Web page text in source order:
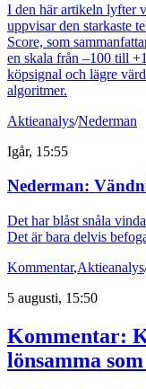
I den här artikeln lyfter
uppvisar den starkaste
Score, som
en skala från –100 till
köpsignal och lägre
algoritmer.
Aktieanalys/Nederman
Igår, 15:55
Nederman:
Det har blåst snåla
Det är bara delvis
Kommentar,Aktieanalys
5 augusti, 15:50
Kommentar:
lönsamma